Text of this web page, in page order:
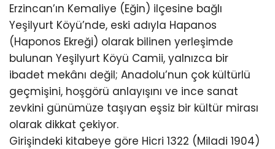
Erzincan’ın Kemaliye (Eğin) ilçesine bağlı
Yeşilyurt Köyü’nde, eski adıyla Hapanos
(Haponos Ekreği) olarak bilinen yerleşimde
bulunan Yeşilyurt Köyü Camii, yalnızca bir
ibadet mekânı değil; Anadolu’nun çok kültürlü
geçmişini, hoşgörü anlayışını ve ince sanat
zevkini günümüze taşıyan eşsiz bir kültür mirası
olarak dikkat çekiyor.
Girişindeki kitabeye göre Hicri 1322 (Miladi 1904)